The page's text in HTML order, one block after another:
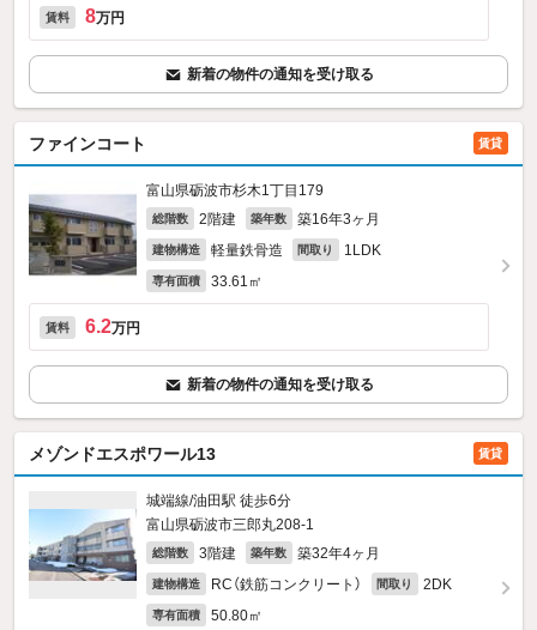
賃料 8万円
新着の物件の通知を受け取る
ファインコート 賃貸
富山県砺波市杉木1丁目179
総階数 2階建 築年数 築16年3ヶ月
建物構造 軽量鉄骨造 間取り 1LDK
専有面積 33.61㎡
賃料 6.2万円
新着の物件の通知を受け取る
メゾンドエスポワール13 賃貸
城端線/油田駅 徒歩6分
富山県砺波市三郎丸208‐1
総階数 3階建 築年数 築32年4ヶ月
建物構造 RC（鉄筋コンクリート） 間取り 2DK
専有面積 50.80㎡